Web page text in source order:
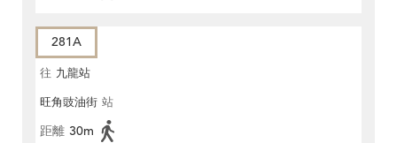
281A
往 九龍站
旺角豉油街 站
距離 30m